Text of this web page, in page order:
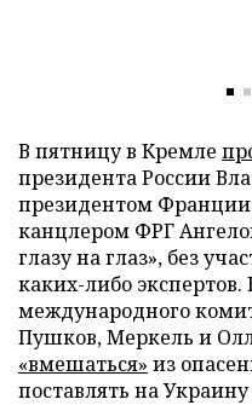
В пятницу в Кремле
президента России
президентом
канцлером ФРГ
глазу на глаз», без
каких-либо экспертов.
международного
Пушков, Меркель и
«вмешаться» из
поставлять на